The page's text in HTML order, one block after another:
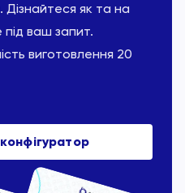
як та на
ваш запит.
виготовлення 20